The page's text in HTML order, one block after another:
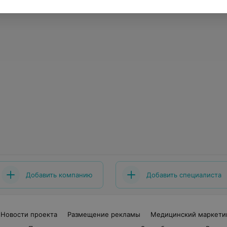
Добавить компанию Добавить специалиста
Новости проекта Размещение рекламы
Медицинский